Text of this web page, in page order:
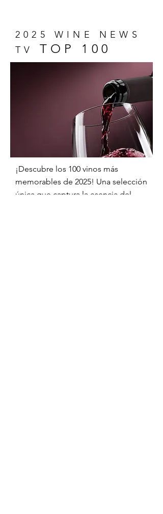
2025 WINE NEWS
TV TOP 100
¡Descubre los 100 vinos más
memorables de 2025! Una selección
única que captura la esencia del